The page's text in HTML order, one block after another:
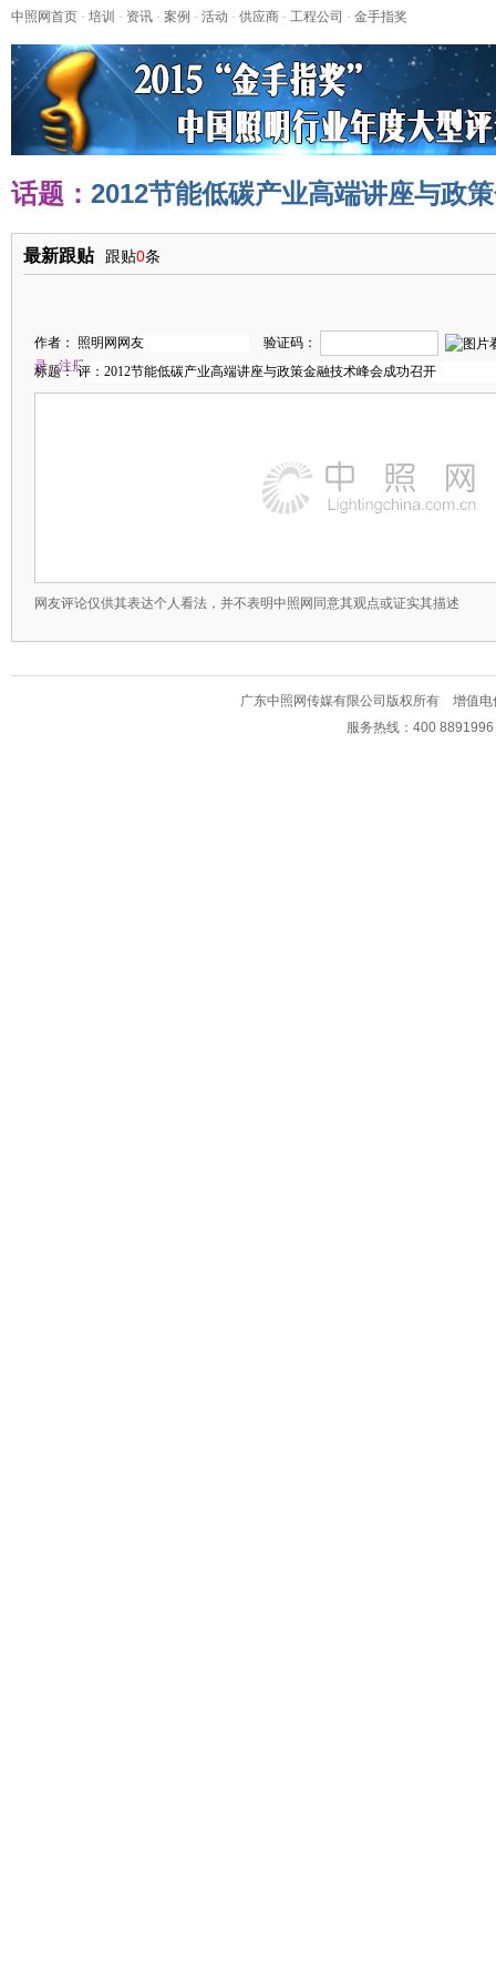
中照网首页 - 培训 - 资讯 - 案例 - 活动 - 供应商 - 工程公司 - 金手指奖
话题： 2012节能低碳产业高端讲座与政
最新跟贴 跟贴0条
作者：
验证码：
录
注册
标题：
网友评论仅供其表达个人看法，并不表明中照网同意其观点或证实其描述
广东中照网传媒有限公司版权所有 增值
服务热线：400 8891996